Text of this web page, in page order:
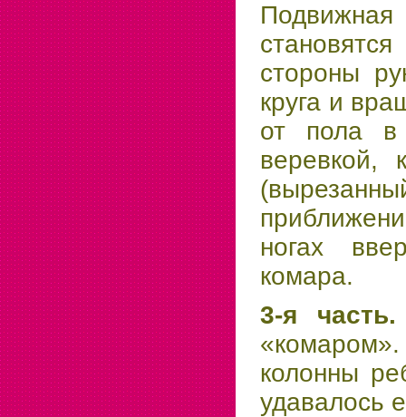
стороны
круга и
от пола в
веревкой,
ногах
комара.
3-я
«комаром».
колонны
удавалось